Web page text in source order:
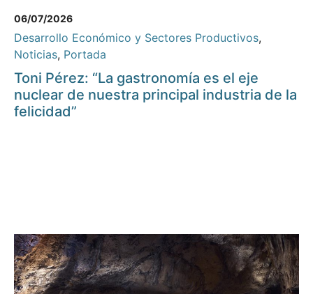
06/07/2026
Desarrollo Económico y Sectores Productivos,
Noticias, Portada
Toni Pérez: “La gastronomía es el eje
nuclear de nuestra principal industria de la
felicidad”